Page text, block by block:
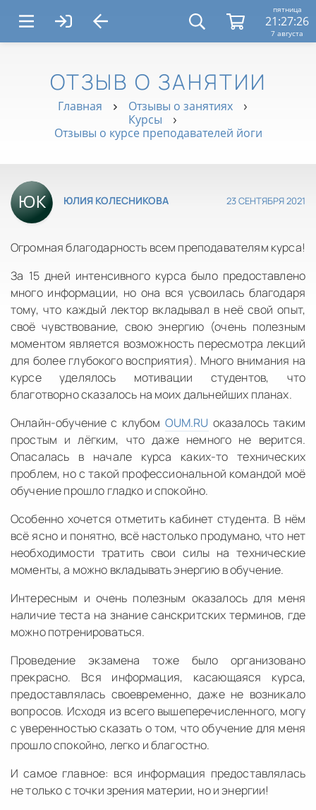
пятница
21:27:26
7 августа
ОТЗЫВ О ЗАНЯТИИ
Главная
Отзывы о занятиях
Курсы
Отзывы о курсе преподавателей йоги
ЮЛИЯ КОЛЕСНИКОВА 23 СЕНТЯБРЯ 2021
Огромная благодарность всем преподавателям курса!
За 15 дней интенсивного курса было предоставлено
много информации, но она вся усвоилась благодаря
тому, что каждый лектор вкладывал в неё свой опыт,
своё чувствование, свою энергию (очень полезным
моментом является возможность пересмотра лекций
для более глубокого восприятия). Много внимания на
курсе уделялось мотивации студентов, что
благотворно сказалось на моих дальнейших планах.
Онлайн-обучение с клубом OUM.RU оказалось таким
простым и лёгким, что даже немного не верится.
Опасалась в начале курса каких-то технических
проблем, но с такой профессиональной командой моё
обучение прошло гладко и спокойно.
Особенно хочется отметить кабинет студента. В нём
всё ясно и понятно, всё настолько продумано, что нет
необходимости тратить свои силы на технические
моменты, а можно вкладывать энергию в обучение.
Интересным и очень полезным оказалось для меня
наличие теста на знание санскритских терминов, где
можно потренироваться.
Проведение экзамена тоже было организовано
прекрасно. Вся информация, касающаяся курса,
предоставлялась своевременно, даже не возникало
вопросов. Исходя из всего вышеперечисленного, могу
с уверенностью сказать о том, что обучение для меня
прошло спокойно, легко и благостно.
И самое главное: вся информация предоставлялась
не только с точки зрения материи, но и энергии!